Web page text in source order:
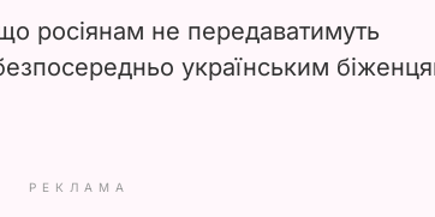
росіянам не передаватимуть
українським
РЕКЛАМА